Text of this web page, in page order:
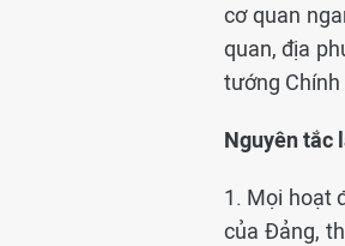
cơ quan
quan, địa
tướng Chính
Nguyên tắc
1. Mọi hoạt
của Đảng,